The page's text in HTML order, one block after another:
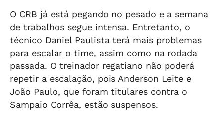
O CRB já está pegando no pesado e a semana
de trabalhos segue intensa. Entretanto, o
técnico Daniel Paulista terá mais problemas
para escalar o time, assim como na rodada
passada. O treinador regatiano não poderá
repetir a escalação, pois Anderson Leite e
João Paulo, que foram titulares contra o
Sampaio Corrêa, estão suspensos.